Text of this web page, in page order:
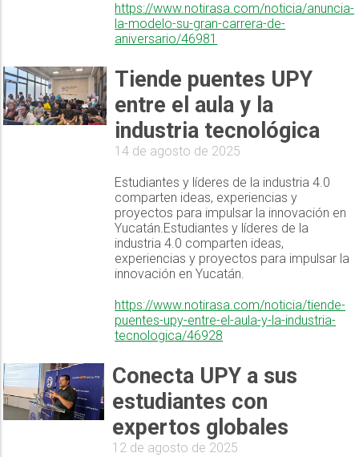
https://www.notirasa.com/noticia/anuncia-
la-modelo-su-gran-carrera-de-
aniversario/46981
Tiende puentes UPY
entre el aula y la
industria tecnológica
14 de agosto de 2025
Estudiantes y líderes de la industria 4.0
comparten ideas, experiencias y
proyectos para impulsar la innovación en
Yucatán.Estudiantes y líderes de la
industria 4.0 comparten ideas,
experiencias y proyectos para impulsar la
innovación en Yucatán.
https://www.notirasa.com/noticia/tiende-
puentes-upy-entre-el-aula-y-la-industria-
tecnologica/46928
Conecta UPY a sus
estudiantes con
expertos globales
12 de agosto de 2025